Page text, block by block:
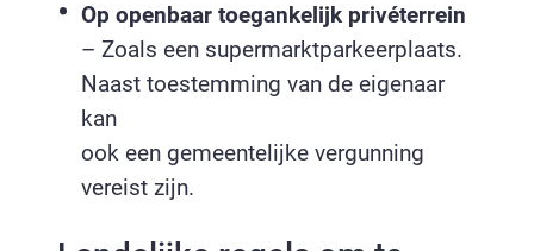
Op openbaar toegankelijk privéterrein
– Zoals een supermarktparkeerplaats.
Naast toestemming van de eigenaar
kan
ook een gemeentelijke vergunning
vereist zijn.